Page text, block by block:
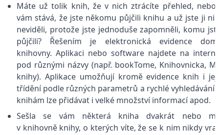
Máte už tolik knih, že v nich ztrácíte přehled, nebo
vám stává, že jste někomu půjčili knihu a už jste ji
neviděli, protože jste jednoduše zapomněli, komu
půjčili? Řešením je elektronická evidence
knihovny. Aplikaci nebo software najdete na
pod různými názvy (např. bookTome, Knihovnicka,
knihy). Aplikace umožňují kromě evidence knih i
třídění podle různých parametrů a rychlé vyhledávání.
knihám lze přidávat i velké množství informací apod.
Sešla se vám některá kniha dvakrát nebo
v knihovně knihy, o kterých víte, že se k nim nikdy